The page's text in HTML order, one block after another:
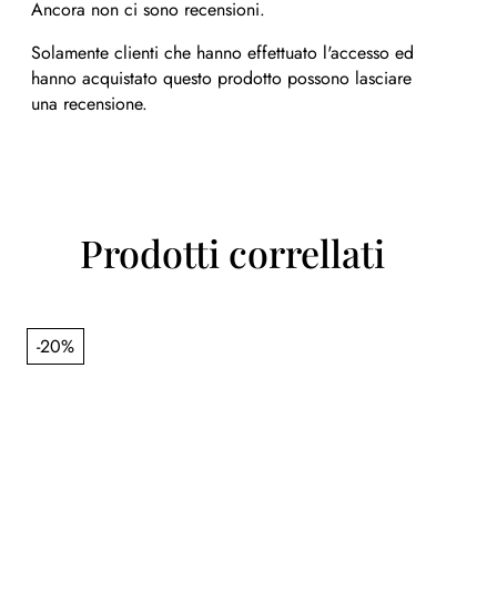
Ancora non ci sono recensioni.
Solamente clienti che hanno effettuato l'accesso ed
hanno acquistato questo prodotto possono lasciare
una recensione.
Prodotti correllati
-20%